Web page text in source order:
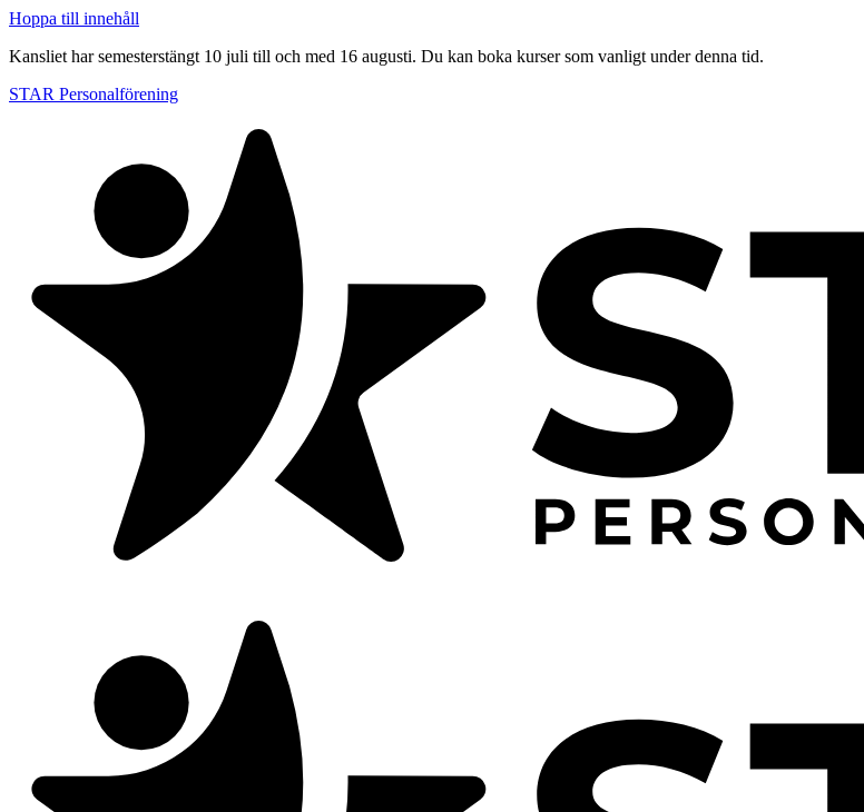
Hoppa till innehåll
Kansliet har semesterstängt 10 juli till och med 16 augusti. Du kan boka kurser som vanligt under denna tid.
STAR Personalförening